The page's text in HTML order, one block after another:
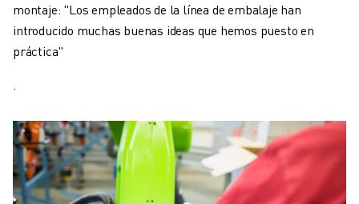
montaje: "Los empleados de la línea de embalaje han
introducido muchas buenas ideas que hemos puesto en
práctica"
.